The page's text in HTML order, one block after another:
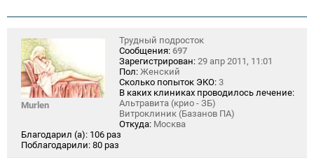
Murlen
Трудный подросток
Сообщения: 697
Зарегистрирован: 29 апр 2011, 11:01
Пол: Женский
Сколько попыток ЭКО: 3
В каких клиниках проводилось лечение:
Альтравита (крио - ЗБ)
Витроклиник (Базанов ПА)
Откуда: Москва
Благодарил (а): 106 раз
Поблагодарили: 80 раз